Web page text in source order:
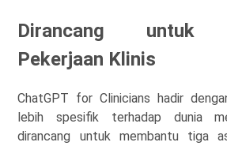
Dirancang untuk
Pekerjaan Klinis
ChatGPT for Clinicians hadir
lebih spesifik terhadap dunia
dirancang untuk membantu tiga